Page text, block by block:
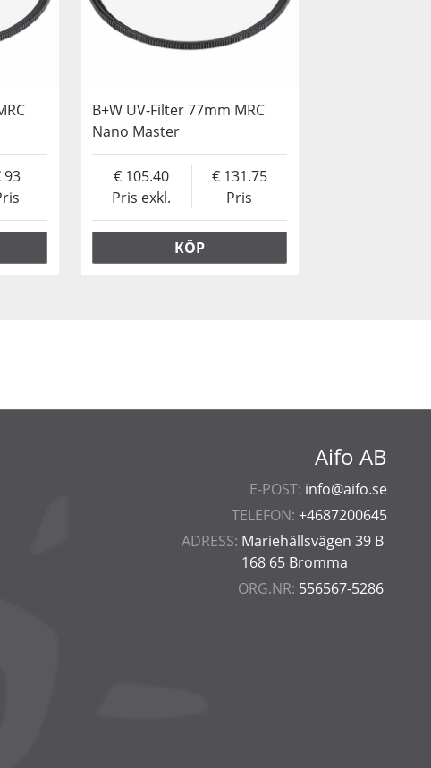
93
B+W UV-Filter 77mm MRC
Nano Master
Pris exkl.
105.40
Pris
131.75
KÖP
Aifo AB
E-POST: info@aifo.se
TELEFON: +4687200645
ADRESS: Mariehällsvägen 39 B
168 65 Bromma
ORG.NR: 556567-5286